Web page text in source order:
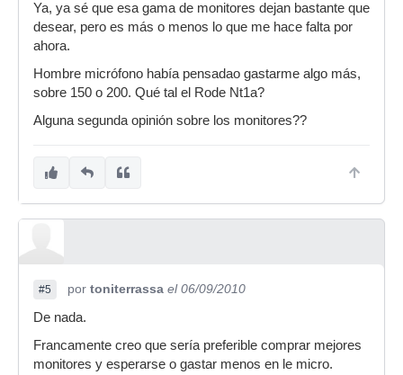
Ya, ya sé que esa gama de monitores dejan bastante que
desear, pero es más o menos lo que me hace falta por
ahora.
Hombre micrófono había pensadao gastarme algo más,
sobre 150 o 200. Qué tal el Rode Nt1a?
Alguna segunda opinión sobre los monitores??
#5 por toniterrassa el 06/09/2010
De nada.
Francamente creo que sería preferible comprar mejores
monitores y esperarse o gastar menos en le micro.